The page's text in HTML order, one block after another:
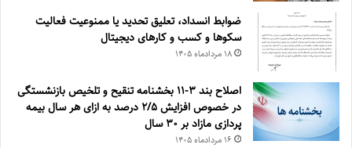
ضوابط انسداد، تعليق تحديد يا ممنوعيت فعاليت
سكوها و كسب و كارهای ديجيتال
۱۸ مرداد‌ماه ۱۴۰۵
اصلاح بند ۳‏-۱۱ بخشنامه تنقیح و تلخیص بازنشستگی
در خصوص افزایش ۵‏‏‏‏‏‏‏‏‏/۲ درصد به ازای هر سال بیمه
پردازی مازاد بر ۳۰‏ سال
۱۶ مرداد‌ماه ۱۴۰۵